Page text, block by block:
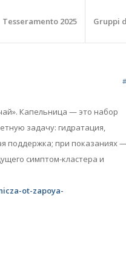
Tesseramento 2025 Gruppi
Капельница — это набор
задачу: гидратация,
поддержка; при показаниях
симптом-кластера и
ot-zapoya-